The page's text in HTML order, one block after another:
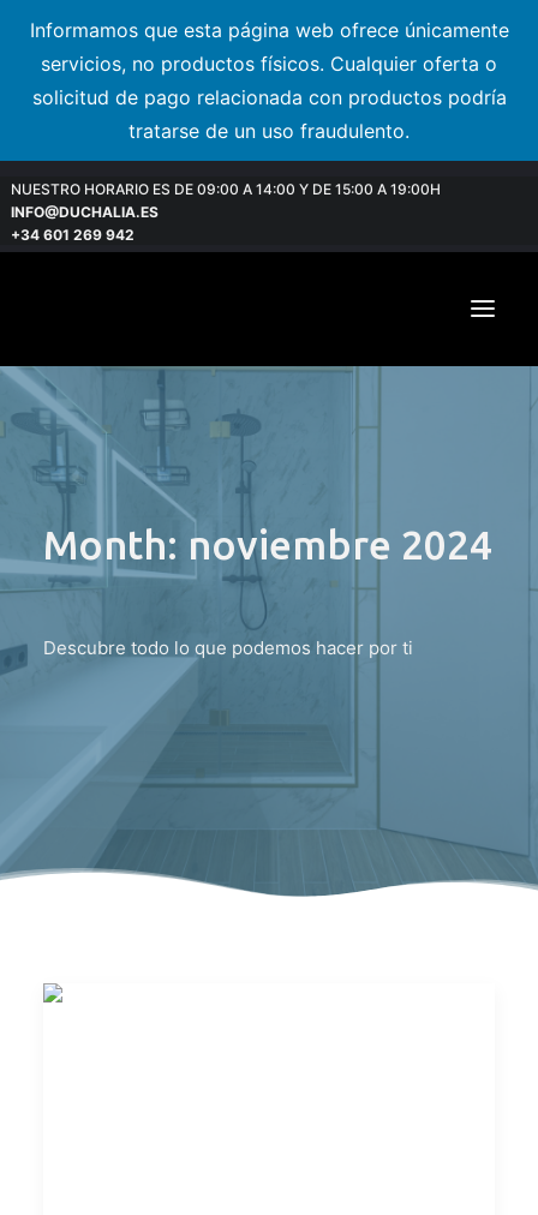
Informamos que esta página web ofrece únicamente
servicios, no productos físicos. Cualquier oferta o
solicitud de pago relacionada con productos podría
tratarse de un uso fraudulento.
NUESTRO HORARIO ES DE 09:00 A 14:00 Y DE 15:00 A 19:00H
INFO@DUCHALIA.ES
+34 601 269 942
Month: noviembre 2024
Descubre todo lo que podemos hacer por ti